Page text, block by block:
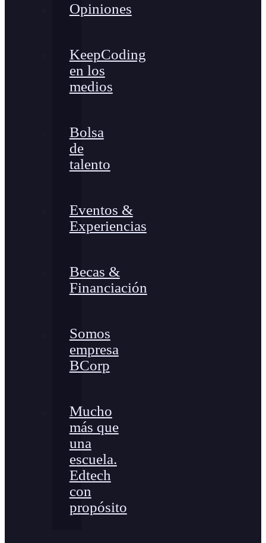
Opiniones
KeepCoding
en los
medios
Bolsa
de
talento
Eventos &
Experiencias
Becas &
Financiación
Somos
empresa
BCorp
Mucho
más que
una
escuela.
Edtech
con
propósito